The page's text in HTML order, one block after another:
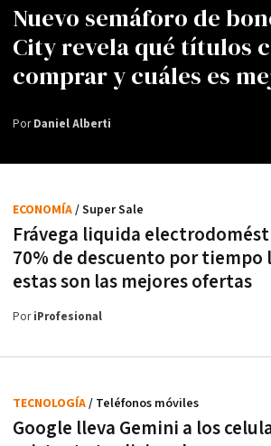
Nuevo semáforo de
City revela qué títulos
comprar y cuáles es
PorDaniel Alberti
Frávega liquida
70% de descuento por
estas son las mejores ofertas
ECONOMÍA/ Super Sale
PoriProfesional
Google lleva Gemini a los
TECNOLOGÍA/ Teléfonos móviles